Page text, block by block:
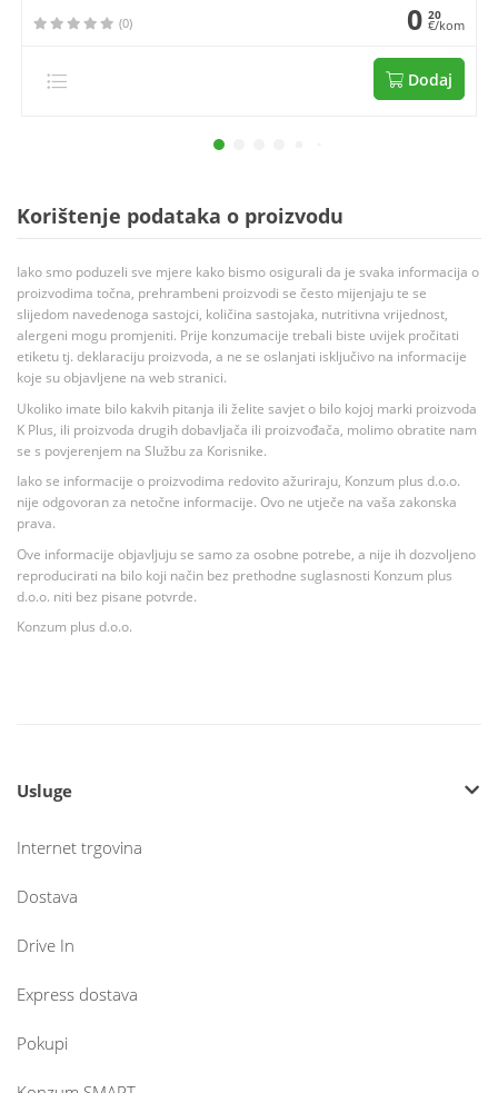
(0) 0 20
€/kom
Dodaj
Korištenje podataka o proizvodu
Iako smo poduzeli sve mjere kako bismo osigurali da je svaka informacija o
proizvodima točna, prehrambeni proizvodi se često mijenjaju te se
slijedom navedenoga sastojci, količina sastojaka, nutritivna vrijednost,
alergeni mogu promjeniti. Prije konzumacije trebali biste uvijek pročitati
etiketu tj. deklaraciju proizvoda, a ne se oslanjati isključivo na informacije
koje su objavljene na web stranici.
Ukoliko imate bilo kakvih pitanja ili želite savjet o bilo kojoj marki proizvoda
K Plus, ili proizvoda drugih dobavljača ili proizvođača, molimo obratite nam
se s povjerenjem na Službu za Korisnike.
Iako se informacije o proizvodima redovito ažuriraju, Konzum plus d.o.o.
nije odgovoran za netočne informacije. Ovo ne utječe na vaša zakonska
prava.
Ove informacije objavljuju se samo za osobne potrebe, a nije ih dozvoljeno
reproducirati na bilo koji način bez prethodne suglasnosti Konzum plus
d.o.o. niti bez pisane potvrde.
Konzum plus d.o.o.
Usluge
Internet trgovina
Dostava
Drive In
Express dostava
Pokupi